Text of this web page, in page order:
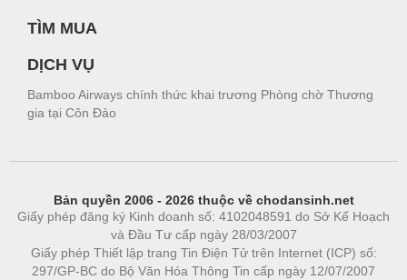
TÌM MUA
DỊCH VỤ
Bamboo Airways chính thức khai trương Phòng chờ Thương
gia tại Côn Đảo
Bản quyền 2006 - 2026 thuộc về chodansinh.net
Giấy phép đăng ký Kinh doanh số: 4102048591 do Sở Kế Hoạch
và Đầu Tư cấp ngày 28/03/2007
Giấy phép Thiết lập trang Tin Điện Tử trên Internet (ICP) số:
297/GP-BC do Bộ Văn Hóa Thông Tin cấp ngày 12/07/2007